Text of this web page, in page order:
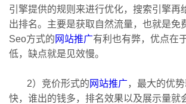
引擎提供的规则来进行优化，搜索引擎再
出排名。主要是获取自然流量，也就是免
Seo方式的 网站推广有利也有弊，优点在
低，缺点就是见效慢。
2）竞价形式的 网站推广，最大的优
快，谁出的钱多，排名效果以及展示量就